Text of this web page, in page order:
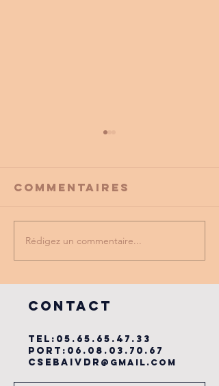
PROMO
PARTENAIRE
Commentaires
Rédigez un commentaire...
COntact
TEL: 05.65.65.47.33
PORT: 06.08.03.70.67
csebaivdr @gmail.com